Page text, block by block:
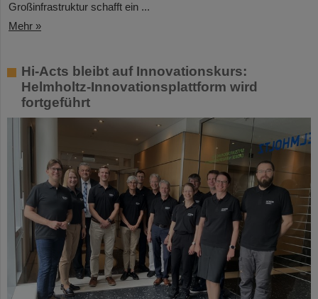
Großinfrastruktur schafft ein ...
Mehr »
Hi-Acts bleibt auf Innovationskurs:
Helmholtz-Innovationsplattform wird
fortgeführt